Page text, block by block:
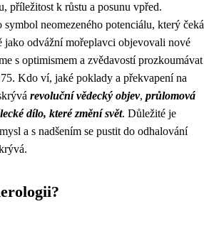
příležitost k růstu a posunu vpřed.
symbol neomezeného potenciálu, který čeká
jako odvážní mořeplavci objevovali nové
s optimismem a zvědavostí prozkoumávat
Kdo ví, jaké poklady a překvapení na
revoluční vědecký objev, průlomová
dílo, které změní svět. Důležité je
a s nadšením se pustit do odhalování